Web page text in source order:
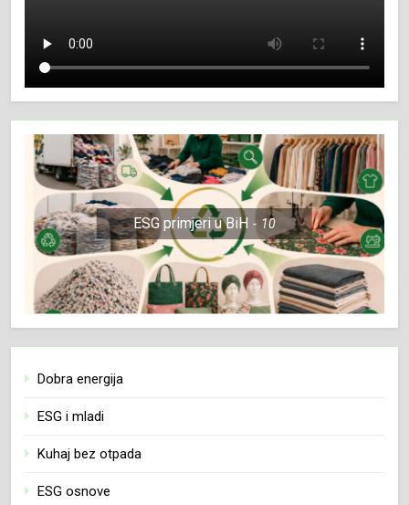
ESG primjeri u BiH 10
Dobra energija
ESG i mladi
Kuhaj bez otpada
ESG osnove